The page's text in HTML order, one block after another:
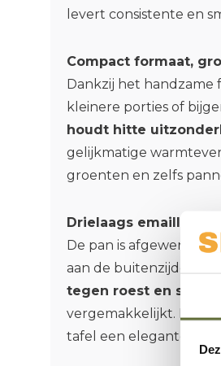
levert consistente en
Compact formaat,
Dankzij het handzame
kleinere porties of
houdt hitte
gelijkmatige
groenten en zelfs
Drielaags emaille –
De pan is afgewerkt
aan de buitenzijde,
tegen roest en slijtage
vergemakkelijkt. De
tafel een elegante